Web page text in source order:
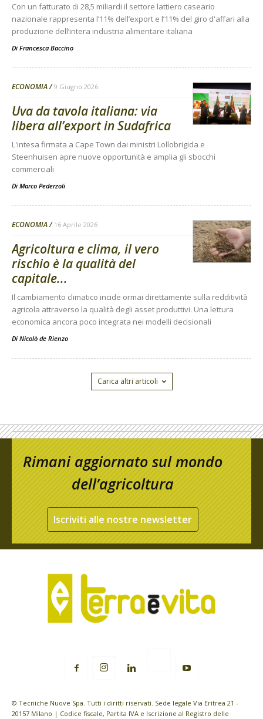
Con un fatturato di 28,5 miliardi il settore lattiero caseario
nazionale rappresenta l’11% dell’export e l’11% del giro d'affari alla
produzione dell’intera industria alimentare italiana
Di Francesca Baccino
ECONOMIA 9 Giugno 2026
Uva da tavola italiana: via
libera all’export in Sudafrica
L'intesa firmata a Cape Town dai ministri Lollobrigida e
Steenhuisen apre nuove opportunità e amplia gli sbocchi
commerciali
Di Marco Pederzoli
ECONOMIA 16 Aprile 2026
Agricoltura e clima, il vero
rischio è la qualità del
capitale...
Il cambiamento climatico incide ormai direttamente sulla redditività
agricola attraverso la qualità degli asset produttivi. Una lettura
economica ancora poco integrata nei modelli decisionali
Di Nicolò de Rienzo
Carica altri articoli
Rimani aggiornato sul mondo
dell’agricoltura
Iscriviti alle nostre newsletter
© Tecniche Nuove Spa. Tutti i diritti riservati. Sede legale Via Eritrea 21 -
20157 Milano | Codice fiscale, Partita IVA e Iscrizione al Registro delle